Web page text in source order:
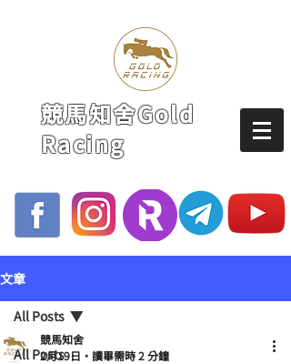
競馬知舍Gold
Racing
文章
All Posts
All Posts
競馬知舍
2月19日
讀畢需時 2 分鐘